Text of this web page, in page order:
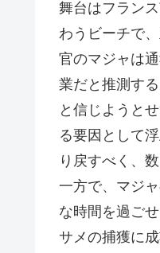
舞台はフラン
わうビーチで
官のマジャは
業だと推測す
と信じようと
る要因として
り戻すべく、
一方で、マジ
な時間を過ご
サメの捕獲に